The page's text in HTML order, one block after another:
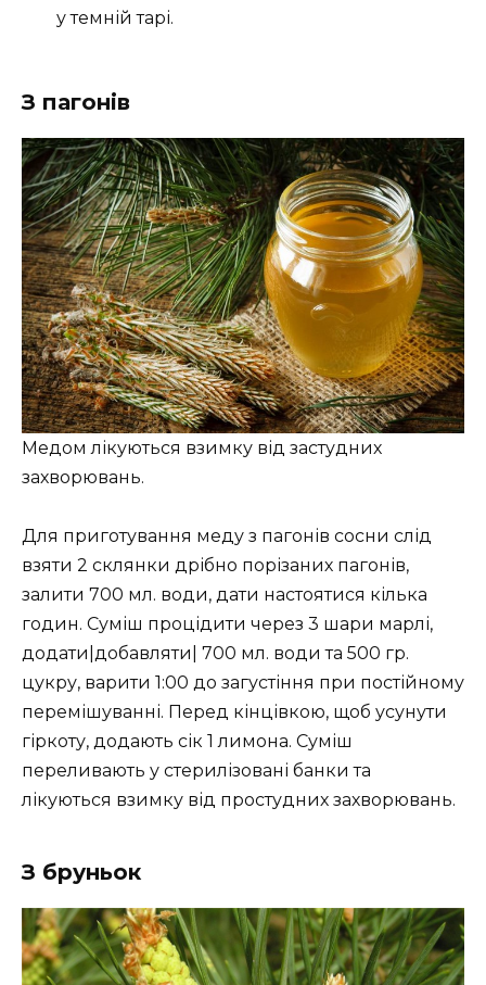
у темній тарі.
З пагонів
Медом лікуються взимку від застудних
захворювань.
Для приготування меду з пагонів сосни слід
взяти 2 склянки дрібно порізаних пагонів,
залити 700 мл. води, дати настоятися кілька
годин. Суміш процідити через 3 шари марлі,
додати|добавляти| 700 мл. води та 500 гр.
цукру, варити 1:00 до загустіння при постійному
перемішуванні. Перед кінцівкою, щоб усунути
гіркоту, додають сік 1 лимона. Суміш
переливають у стерилізовані банки та
лікуються взимку від простудних захворювань.
З бруньок